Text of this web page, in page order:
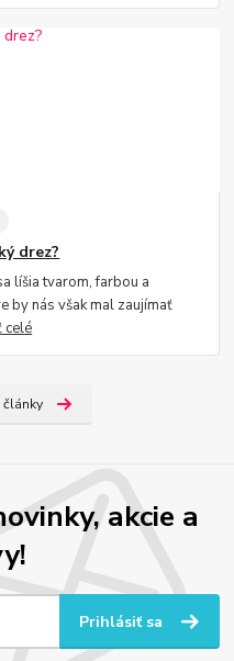
drez?
líšia tvarom, farbou a
by nás však mal zaujímať
celé
akcie a
Prihlásiť sa